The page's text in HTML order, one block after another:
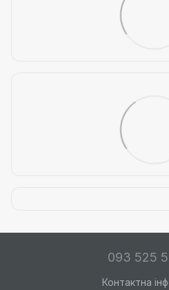
093 525
Контактна